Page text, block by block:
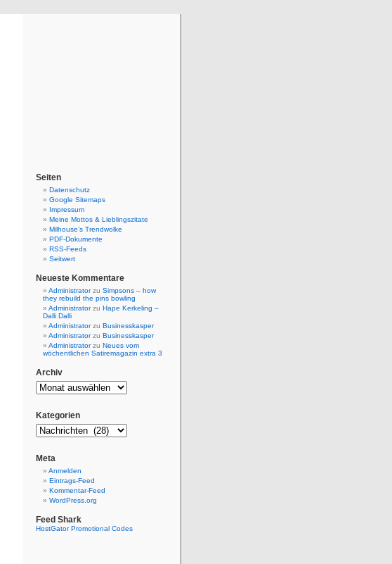
Seiten
Datenschutz
Google Sitemaps
Impressum
Meine Mottos & Lieblingszitate
Milhouse’s Trendwolke
PDF-Dokumente
RSS-Feeds
Seitwert
Neueste Kommentare
Administratorzu Simpsons – how
they rebuild the pins bowling
Administratorzu Hape Kerkeling –
Dalli Dalli
Administratorzu Businesskasper
Administratorzu Businesskasper
Administratorzu Neues vom
wöchentlichen Satiremagazin extra 3
Archiv
Kategorien
Meta
Anmelden
Eintrags-Feed
Kommentar-Feed
WordPress.org
Feed Shark
HostGator Promotional Codes